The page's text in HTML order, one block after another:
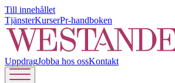
Till innehållet
TjänsterKurserPr-handboken
UppdragJobba hos ossKontakt